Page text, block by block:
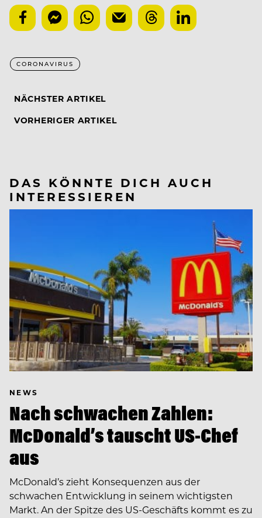
CORONAVIRUS
NÄCHSTER ARTIKEL
VORHERIGER ARTIKEL
DAS KÖNNTE DICH AUCH
INTERESSIEREN
NEWS
Nach schwachen Zahlen:
McDonald’s tauscht US-Chef
aus
McDonald’s zieht Konsequenzen aus der
schwachen Entwicklung in seinem wichtigsten
Markt. An der Spitze des US-Geschäfts kommt es zu